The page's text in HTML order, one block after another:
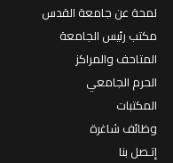
لمحة عن جامعة القدس
مكتب رئيس الجامعة
المتاحف والمراكز
الحرم الجامعي
المكتبات
وظائف شاغرة
إتـصل بنا